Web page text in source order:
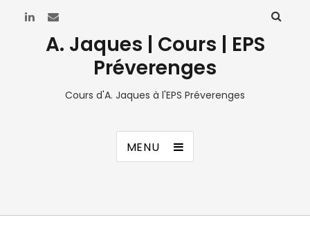
A. Jaques | Cours | EPS
Préverenges
Cours d'A. Jaques à l'EPS Préverenges
MENU